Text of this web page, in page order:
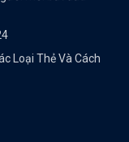
Loại Thẻ Và Cách